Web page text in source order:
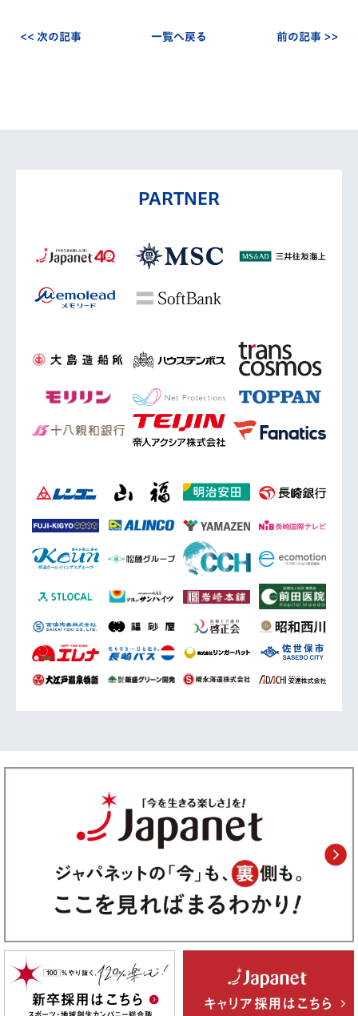
<< 次の記事 一覧へ戻る 前の記事 >>
PARTNER